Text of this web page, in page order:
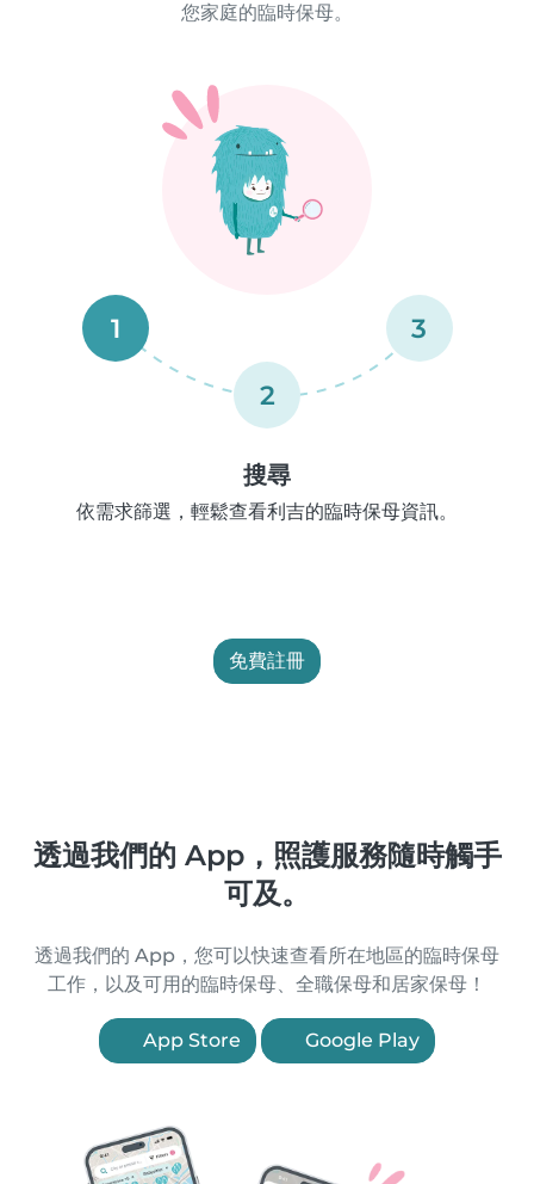
您家庭的臨時保母。
1
2
3
搜尋
依需求篩選，輕鬆查看利吉的臨時保母資訊。
免費註冊
透過我們的 App，照護服務隨時觸手
可及。
透過我們的 App，您可以快速查看所在地區的臨時保母
工作，以及可用的臨時保母、全職保母和居家保母！
App Store Google Play